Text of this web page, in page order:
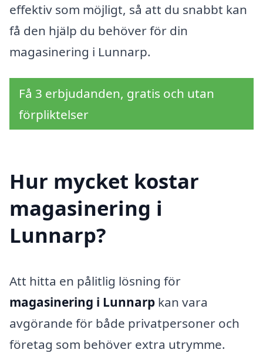
effektiv som möjligt, så att du snabbt kan
få den hjälp du behöver för din
magasinering i Lunnarp.
Få 3 erbjudanden, gratis och utan
förpliktelser
Hur mycket kostar
magasinering i
Lunnarp?
Att hitta en pålitlig lösning för
magasinering i Lunnarp kan vara
avgörande för både privatpersoner och
företag som behöver extra utrymme.